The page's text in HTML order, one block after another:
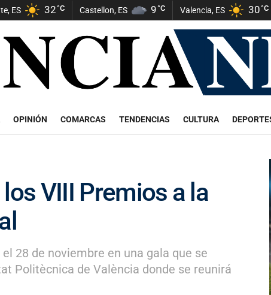
ES 32°C Castellon, ES 9°C Valencia, ES 30°C
OPINIÓN COMARCAS TENDENCIAS CULTURA
VIII Premios a la
28 de noviembre en una gala que se
Politècnica de València donde se reunirá